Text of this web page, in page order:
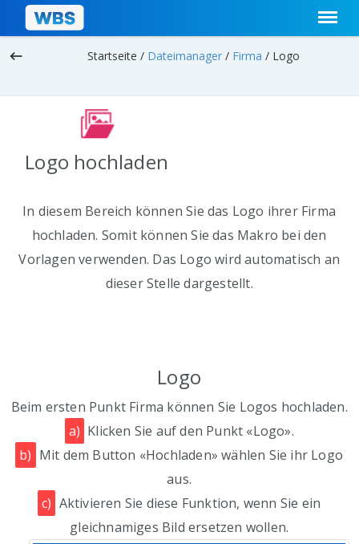
keyboard_backspace Startseite / Dateimanager / Firma / Logo
Logo hochladen
In diesem Bereich können Sie das Logo ihrer Firma
hochladen. Somit können Sie das Makro bei den
Vorlagen verwenden. Das Logo wird automatisch an
dieser Stelle dargestellt.
Logo
Beim ersten Punkt Firma können Sie Logos hochladen.
a) Klicken Sie auf den Punkt «Logo».
b) Mit dem Button «Hochladen» wählen Sie ihr Logo
aus.
c) Aktivieren Sie diese Funktion, wenn Sie ein
gleichnamiges Bild ersetzen wollen.